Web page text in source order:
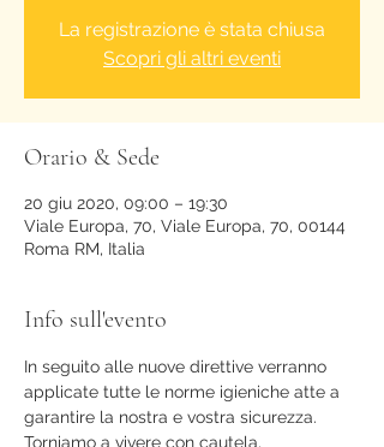
La registrazione è stata chiusa
Scopri gli altri eventi
Orario & Sede
20 giu 2020, 09:00 – 19:30
Viale Europa, 70, Viale Europa, 70, 00144
Roma RM, Italia
Info sull'evento
In seguito alle nuove direttive verranno
applicate tutte le norme igieniche atte a
garantire la nostra e vostra sicurezza.
Torniamo a vivere con cautela,